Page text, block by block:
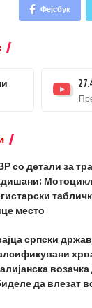
Фејсбук
со детали за
место
српски
да влезат